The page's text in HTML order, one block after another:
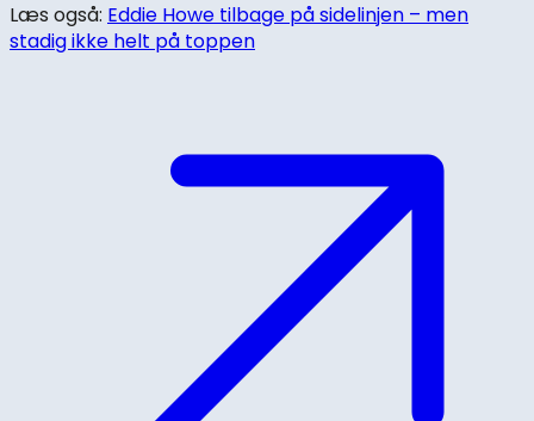
Læs også: Eddie Howe tilbage på sidelinjen – men
stadig ikke helt på toppen